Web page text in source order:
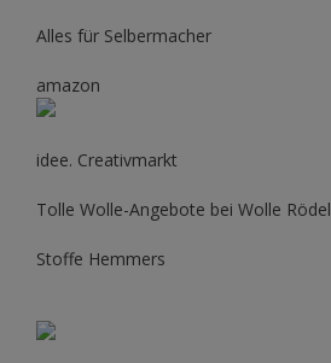
Alles für Selbermacher
amazon
idee. Creativmarkt
Tolle Wolle-Angebote bei Wolle Rödel
Stoffe Hemmers